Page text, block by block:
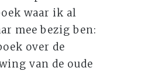
waar ik al
mee bezig ben:
over de
van de oude